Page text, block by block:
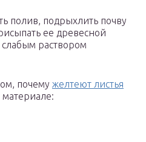
полив, подрыхлить почву
ее древесной
слабым раствором
почему желтеют листья